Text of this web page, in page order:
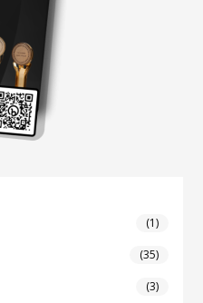
(1)
(35)
(3)